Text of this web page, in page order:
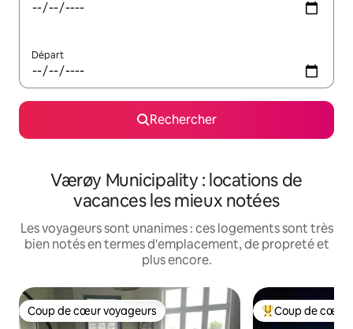
Départ
Rechercher
Værøy Municipality : locations de
vacances les mieux notées
Les voyageurs sont unanimes : ces logements sont très
bien notés en termes d'emplacement, de propreté et
plus encore.
Coup de cœur voyageurs
Coup de cœur voyageurs Coups de cœur
Coup de cœur